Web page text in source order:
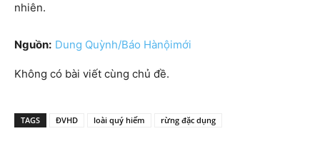
nhiên.
Nguồn: Dung Quỳnh/Báo Hànộimới
Không có bài viết cùng chủ đề.
TAGS ĐVHD loài quý hiếm rừng đặc dụng